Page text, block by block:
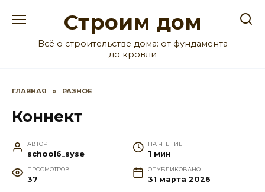
Строим дом
Всё о строительстве дома: от фундамента
до кровли
ГЛАВНАЯ » РАЗНОЕ
Коннект
АВТОР
school6_syse
НА ЧТЕНИЕ
1 мин
ПРОСМОТРОВ
37
ОПУБЛИКОВАНО
31 марта 2026